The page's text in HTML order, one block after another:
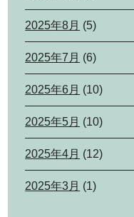
2025年8月 (5)
2025年7月 (6)
2025年6月 (10)
2025年5月 (10)
2025年4月 (12)
2025年3月 (1)